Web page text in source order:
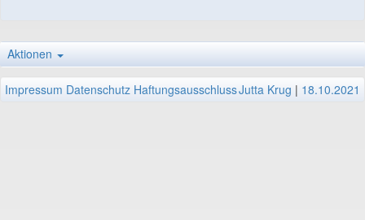
Aktionen
Impressum Datenschutz HaftungsausschlussJutta Krug | 18.10.2021